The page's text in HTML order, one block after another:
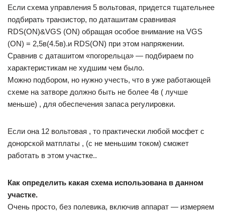
Если схема управления 5 вольтовая, придется тщательнее
подбирать транзистор, по даташитам сравнивая
RDS(ON)&VGS (ON) обращая особое внимание на VGS
(ON) = 2,5в(4.5в).и RDS(ON) при этом напряжении.
Сравнив с даташитом «погорельца» — подбираем по
характеристикам не худшим чем было.
Можно подбором, но нужно учесть, что в уже работающей
схеме на затворе должно быть не более 4в ( лучше
меньше) , для обеспечения запаса регулировки.
Если она 12 вольтовая , то практически любой мосфет с
донорской матплаты , (с не меньшим током) сможет
работать в этом участке..
Как определить какая схема использована в данном
участке.
Очень просто, без полевика, включив аппарат — измеряем